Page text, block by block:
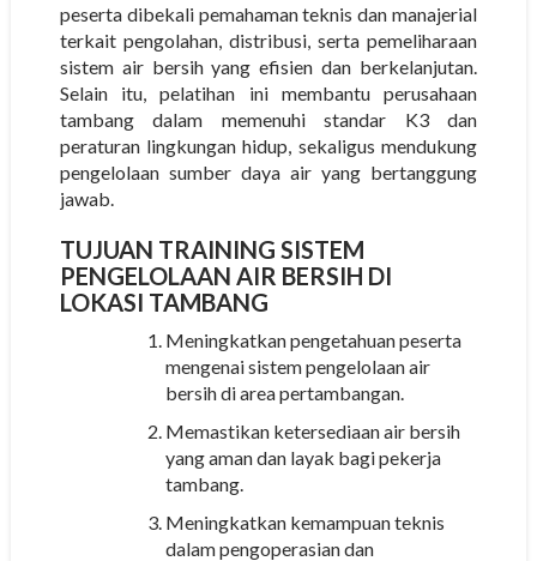
peserta dibekali pemahaman teknis dan manajerial
terkait pengolahan, distribusi, serta pemeliharaan
sistem air bersih yang efisien dan berkelanjutan.
Selain itu, pelatihan ini membantu perusahaan
tambang dalam memenuhi standar K3 dan
peraturan lingkungan hidup, sekaligus mendukung
pengelolaan sumber daya air yang bertanggung
jawab.
TUJUAN TRAINING SISTEM
PENGELOLAAN AIR BERSIH DI
LOKASI TAMBANG
Meningkatkan pengetahuan peserta
mengenai sistem pengelolaan air
bersih di area pertambangan.
Memastikan ketersediaan air bersih
yang aman dan layak bagi pekerja
tambang.
Meningkatkan kemampuan teknis
dalam pengoperasian dan